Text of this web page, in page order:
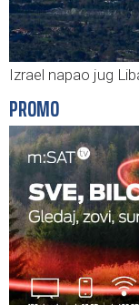
Izrael napao jug
PROMO